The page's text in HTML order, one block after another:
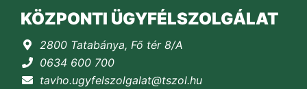
KÖZPONTI ÜGYFÉLSZOLGÁLAT
2800 Tatabánya, Fő tér 8/A
0634 600 700
tavho.ugyfelszolgalat@tszol.hu